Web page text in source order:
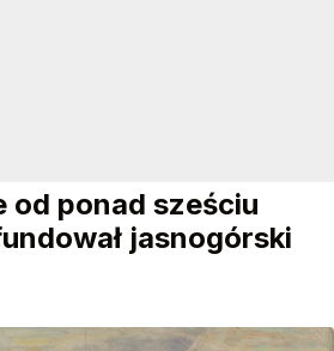
od ponad sześciu
jasnogórski